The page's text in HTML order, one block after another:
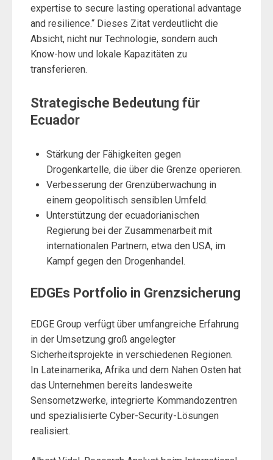
expertise to secure lasting operational advantage
and resilience.“ Dieses Zitat verdeutlicht die
Absicht, nicht nur Technologie, sondern auch
Know-how und lokale Kapazitäten zu
transferieren.
Strategische Bedeutung für
Ecuador
Stärkung der Fähigkeiten gegen
Drogenkartelle, die über die Grenze operieren.
Verbesserung der Grenzüberwachung in
einem geopolitisch sensiblen Umfeld.
Unterstützung der ecuadorianischen
Regierung bei der Zusammenarbeit mit
internationalen Partnern, etwa den USA, im
Kampf gegen den Drogenhandel.
EDGEs Portfolio in Grenzsicherung
EDGE Group verfügt über umfangreiche Erfahrung
in der Umsetzung groß angelegter
Sicherheitsprojekte in verschiedenen Regionen.
In Lateinamerika, Afrika und dem Nahen Osten hat
das Unternehmen bereits landesweite
Sensornetzwerke, integrierte Kommandozentren
und spezialisierte Cyber-Security-Lösungen
realisiert.